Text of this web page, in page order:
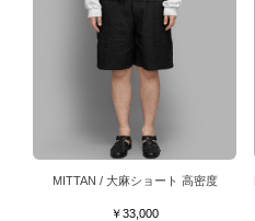
MITTAN / 大麻ショート 高密度
￥33,000